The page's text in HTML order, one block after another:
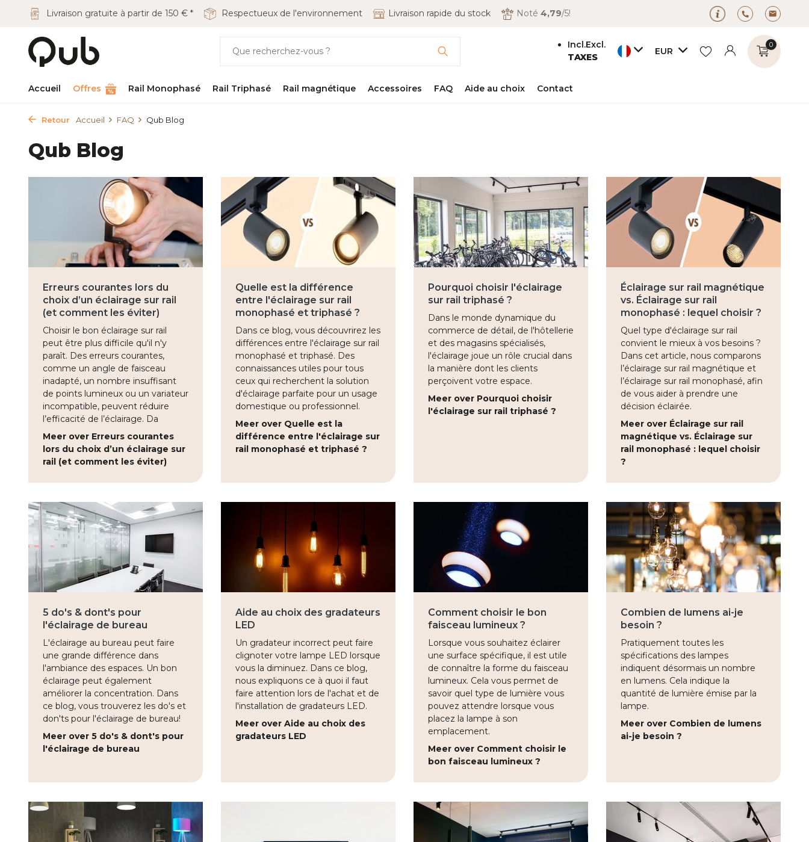
Livraison gratuite à partir de 150 € * Respectueux de l'environnement Livraison rapide du stock Noté 4,79/5!
Incl.Excl.
TAXES
EUR
S'inscrire
0
Accueil Offres Rail Monophasé Rail Triphasé Rail magnétique Accessoires FAQ Aide au choix Contact
Retour Accueil FAQ Qub Blog
Qub Blog
Erreurs courantes lors du
choix d’un éclairage sur rail
(et comment les éviter)
Choisir le bon éclairage sur rail
peut être plus difficile qu'il n'y
paraît. Des erreurs courantes,
comme un angle de faisceau
inadapté, un nombre insuffisant
de points lumineux ou un variateur
incompatible, peuvent réduire
l’efficacité de l’éclairage. Da
Meer over Erreurs courantes
lors du choix d’un éclairage sur
rail (et comment les éviter)
Quelle est la différence
entre l'éclairage sur rail
monophasé et triphasé ?
Dans ce blog, vous découvrirez les
différences entre l'éclairage sur rail
monophasé et triphasé. Des
connaissances utiles pour tous
ceux qui recherchent la solution
d'éclairage parfaite pour un usage
domestique ou professionnel.
Meer over Quelle est la
différence entre l'éclairage sur
rail monophasé et triphasé ?
Pourquoi choisir l'éclairage
sur rail triphasé ?
Dans le monde dynamique du
commerce de détail, de l'hôtellerie
et des magasins spécialisés,
l'éclairage joue un rôle crucial dans
la manière dont les clients
perçoivent votre espace.
Meer over Pourquoi choisir
l'éclairage sur rail triphasé ?
Éclairage sur rail magnétique
vs. Éclairage sur rail
monophasé : lequel choisir ?
Quel type d'éclairage sur rail
convient le mieux à vos besoins ?
Dans cet article, nous comparons
l’éclairage sur rail magnétique et
l’éclairage sur rail monophasé, afin
de vous aider à prendre une
décision éclairée.
Meer over Éclairage sur rail
magnétique vs. Éclairage sur
rail monophasé : lequel choisir
?
5 do's & dont's pour
l'éclairage de bureau
L'éclairage au bureau peut faire
une grande différence dans
l'ambiance des espaces. Un bon
éclairage peut également
améliorer la concentration. Dans
ce blog, vous trouverez les do's et
don'ts pour l'éclairage de bureau!
Meer over 5 do's & dont's pour
l'éclairage de bureau
Aide au choix des gradateurs
LED
Un gradateur incorrect peut faire
clignoter votre lampe LED lorsque
vous la diminuez. Dans ce blog,
nous expliquons ce à quoi il faut
faire attention lors de l'achat et de
l'installation de gradateurs LED.
Meer over Aide au choix des
gradateurs LED
Comment choisir le bon
faisceau lumineux ?
Lorsque vous souhaitez éclairer
une surface spécifique, il est utile
de connaître la forme du faisceau
lumineux. Cela vous permet de
savoir quel type de lumière vous
pouvez attendre lorsque vous
placez la lampe à son
emplacement.
Meer over Comment choisir le
bon faisceau lumineux ?
Combien de lumens ai-je
besoin ?
Pratiquement toutes les
spécifications des lampes
indiquent désormais un nombre
en lumens. Cela indique la
quantité de lumière émise par la
lampe.
Meer over Combien de lumens
ai-je besoin ?